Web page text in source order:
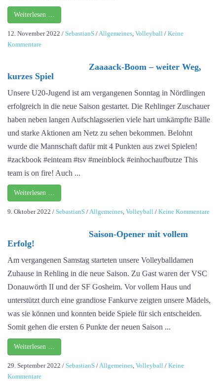
Weiterlesen …
12. November 2022 / SebastianS /Allgemeines, Volleyball / Keine
Kommentarezu
Was
Nervenkitzel!
Zaaaack-Boom – weiter Weg,
kurzes Spiel
Unsere U20-Jugend ist am vergangenen Sonntag in Nördlingen
erfolgreich in die neue Saison gestartet. Die Rehlinger Zuschauer
haben neben langen Aufschlagsserien viele hart umkämpfte Bälle
und starke Aktionen am Netz zu sehen bekommen. Belohnt
wurde die Mannschaft dafür mit 4 Punkten aus zwei Spielen!
#zackbook #einteam #tsv #meinblock #einhochaufbutze This
team is on fire! Auch ...
Weiterlesen …
9. Oktober 2022 / SebastianS /Allgemeines, Volleyball / Keine Kommentarezu
Saison-Opener mit vollem
Erfolg!
Am vergangenen Samstag starteten unsere Volleyballdamen
Zuhause in Rehling in die neue Saison. Zu Gast waren der VSC
Donauwörth II und der SF Gosheim. Vor vollem Haus und
unterstützt durch eine grandiose Fankurve zeigten unsere Mädels,
was sie können und konnten beide Spiele für sich entscheiden.
Somit gehen die ersten 6 Punkte der neuen Saison ...
Weiterlesen …
29. September 2022 / SebastianS /Allgemeines, Volleyball / Keine
Kommentarezu